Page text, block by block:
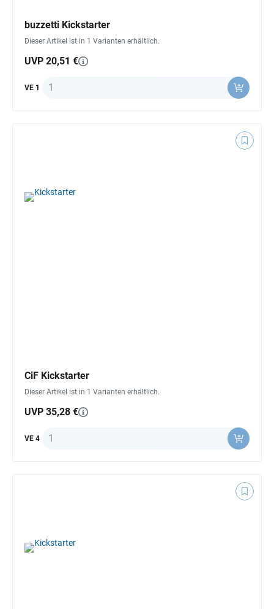
buzzetti Kickstarter
Dieser Artikel ist in 1 Varianten erhältlich.
UVP 20,51 €
VE 1 Anzahl
CiF Kickstarter
Dieser Artikel ist in 1 Varianten erhältlich.
UVP 35,28 €
VE 4 Anzahl